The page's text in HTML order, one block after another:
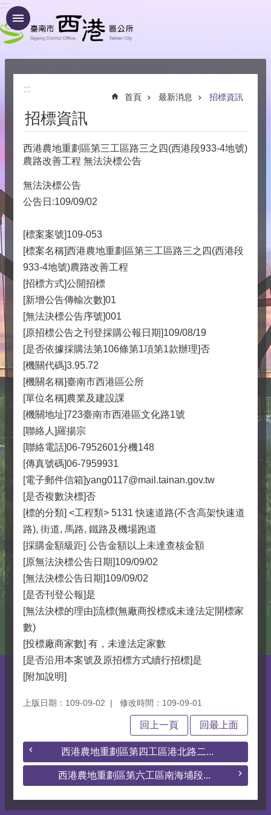
跳到主要內容區塊
:::
:::
首頁 最新消息 招標資訊
招標資訊
西港農地重劃區第三工區路三之四(西港段933-4地號)
農路改善工程 無法決標公告
無法決標公告
公告日:109/09/02
[標案案號]109-053
[標案名稱]西港農地重劃區第三工區路三之四(西港段
933-4地號)農路改善工程
[招標方式]公開招標
[新增公告傳輸次數]01
[無法決標公告序號]001
[原招標公告之刊登採購公報日期]109/08/19
[是否依據採購法第106條第1項第1款辦理]否
[機關代碼]3.95.72
[機關名稱]臺南市西港區公所
[單位名稱]農業及建設課
[機關地址]723臺南市西港區文化路1號
[聯絡人]羅揚宗
[聯絡電話]06-7952601分機148
[傳真號碼]06-7959931
[電子郵件信箱]yang0117@mail.tainan.gov.tw
[是否複數決標]否
[標的分類] <工程類> 5131 快速道路(不含高架快速道
路), 街道, 馬路, 鐵路及機場跑道
[採購金額級距] 公告金額以上未達查核金額
[原無法決標公告日期]109/09/02
[無法決標公告日期]109/09/02
[是否刊登公報]是
[無法決標的理由]流標(無廠商投標或未達法定開標家
數)
[投標廠商家數] 有，未達法定家數
[是否沿用本案號及原招標方式續行招標]是
[附加說明]
上版日期：109-09-02 修改時間：109-09-01
回上一頁 回最上面
西港農地重劃區第四工區港北路二...
西港農地重劃區第六工區南海埔段...